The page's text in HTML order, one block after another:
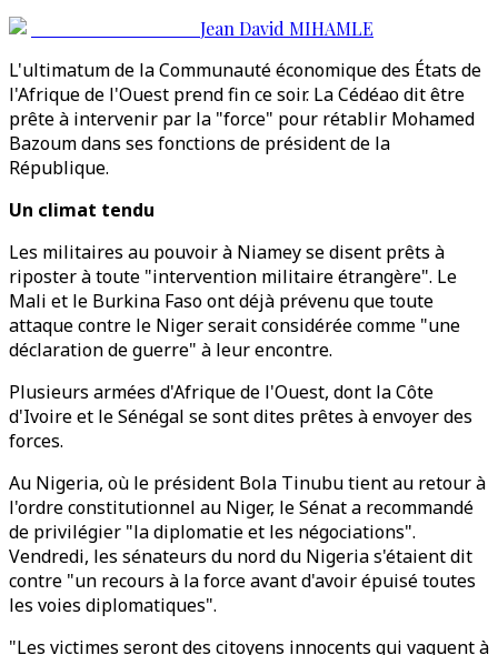
Jean David MIHAMLE
L'ultimatum de la Communauté économique des États de
l'Afrique de l'Ouest prend fin ce soir. La Cédéao dit être
prête à intervenir par la "force" pour rétablir Mohamed
Bazoum dans ses fonctions de président de la
République.
Un climat tendu
Les militaires au pouvoir à Niamey se disent prêts à
riposter à toute "intervention militaire étrangère". Le
Mali et le Burkina Faso ont déjà prévenu que toute
attaque contre le Niger serait considérée comme "une
déclaration de guerre" à leur encontre.
Plusieurs armées d'Afrique de l'Ouest, dont la Côte
d'Ivoire et le Sénégal se sont dites prêtes à envoyer des
forces.
Au Nigeria, où le président Bola Tinubu tient au retour à
l'ordre constitutionnel au Niger, le Sénat a recommandé
de privilégier "la diplomatie et les négociations".
Vendredi, les sénateurs du nord du Nigeria s'étaient dit
contre "un recours à la force avant d'avoir épuisé toutes
les voies diplomatiques".
"Les victimes seront des citoyens innocents qui vaquent à